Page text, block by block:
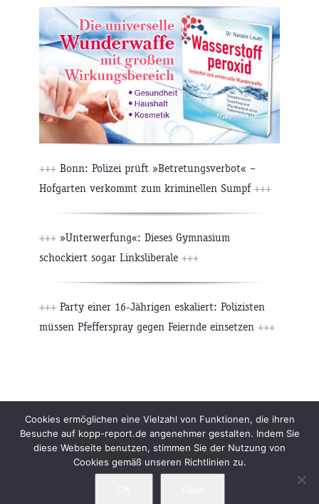
+++ Bonn: Polizei prüft »Betretungsverbot« –
Hofgarten verkommt zum kriminellen Sumpf +++
+++ »Unterwerfung«: Dieses Gymnasium
schockiert sogar Linksliberale +++
+++ Party einer 16-Jährigen eskaliert: Polizisten
müssen Pfefferspray gegen Feiernde einsetzen +++
Beiträge Archiv Impressum
Newsletter
Kopp Verlag
Datenschutzerklärung
Cookies ermöglichen eine Vielzahl von Funktionen, die ihren
Besuche auf kopp-report.de angenehmer gestalten. Indem Sie
diese Webseite benutzen, stimmen Sie der Nutzung von
Cookies gemäß unseren Richtlinien zu.